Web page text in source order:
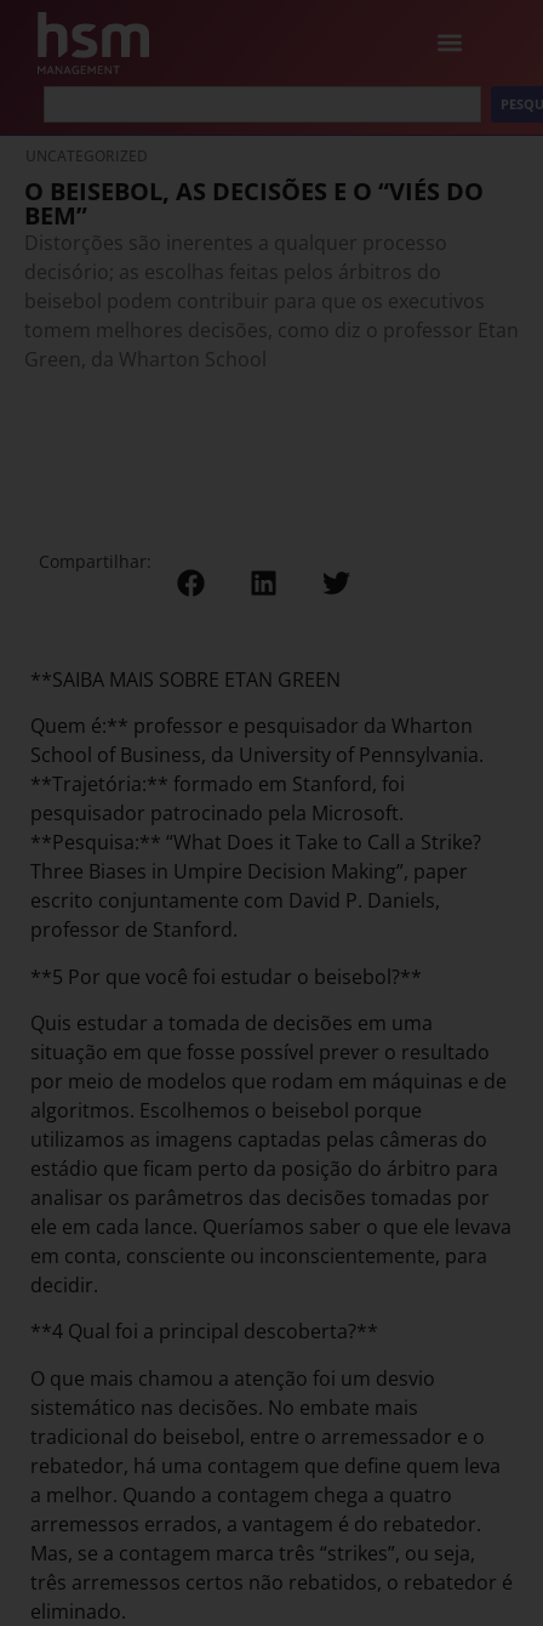
UNCATEGORIZED
O BEISEBOL, AS DECISÕES E O “VIÉS DO
BEM”
Distorções são inerentes a qualquer processo
decisório; as escolhas feitas pelos árbitros do
beisebol podem contribuir para que os executivos
tomem melhores decisões, como diz o professor Etan
Green, da Wharton School
Compartilhar:
**SAIBA MAIS SOBRE ETAN GREEN
Quem é:** professor e pesquisador da Wharton
School of Business, da University of Pennsylvania.
**Trajetória:** formado em Stanford, foi
pesquisador patrocinado pela Microsoft.
**Pesquisa:** “What Does it Take to Call a Strike?
Three Biases in Umpire Decision Making”, paper
escrito conjuntamente com David P. Daniels,
professor de Stanford.
**5 Por que você foi estudar o beisebol?**
Quis estudar a tomada de decisões em uma
situação em que fosse possível prever o resultado
por meio de modelos que rodam em máquinas e de
algoritmos. Escolhemos o beisebol porque
utilizamos as imagens captadas pelas câmeras do
estádio que ficam perto da posição do árbitro para
analisar os parâmetros das decisões tomadas por
ele em cada lance. Queríamos saber o que ele levava
em conta, consciente ou inconscientemente, para
decidir.
**4 Qual foi a principal descoberta?**
O que mais chamou a atenção foi um desvio
sistemático nas decisões. No embate mais
tradicional do beisebol, entre o arremessador e o
rebatedor, há uma contagem que define quem leva
a melhor. Quando a contagem chega a quatro
arremessos errados, a vantagem é do rebatedor.
Mas, se a contagem marca três “strikes”, ou seja,
três arremessos certos não rebatidos, o rebatedor é
eliminado.